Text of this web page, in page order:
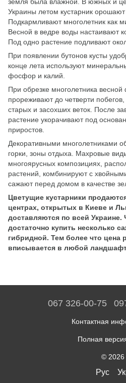
земля была влажной. В южных и
Украины летом кустарник
Подкармливают многолетник как
Весной в ведре воды настаивают
Под одно растение подливают
При появлении бутонов кусты
конце лета используют
фосфор и калий.
При обрезке многолетника
прореживают до четверти
старых и засохших веток. После
растение укорачивают под
приростов.
Декоративными многолетниками
горки, зоны отдыха. Махровые
многоярусных композициях,
растений, комбинируют с
сажают перед домом в качестве
Цветущие кустарники
центрах, открытых в Киеве и
доставляются по всей
достаточно купить несколько
гибридной. Тем более что цена
вписывается в любой
067 326-00-75
Контактная
Полная
© 2026
Рус